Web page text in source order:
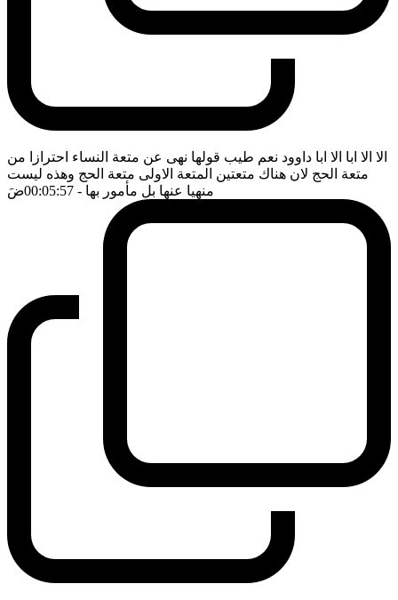
الا الا ابا الا ابا داوود نعم طيب قولها نهى عن متعة النساء احترازا من
متعة الحج لان هناك متعتين المتعة الاولى متعة الحج وهذه ليست
منهيا عنها بل مأمور بها - 00:05:57 ضَ